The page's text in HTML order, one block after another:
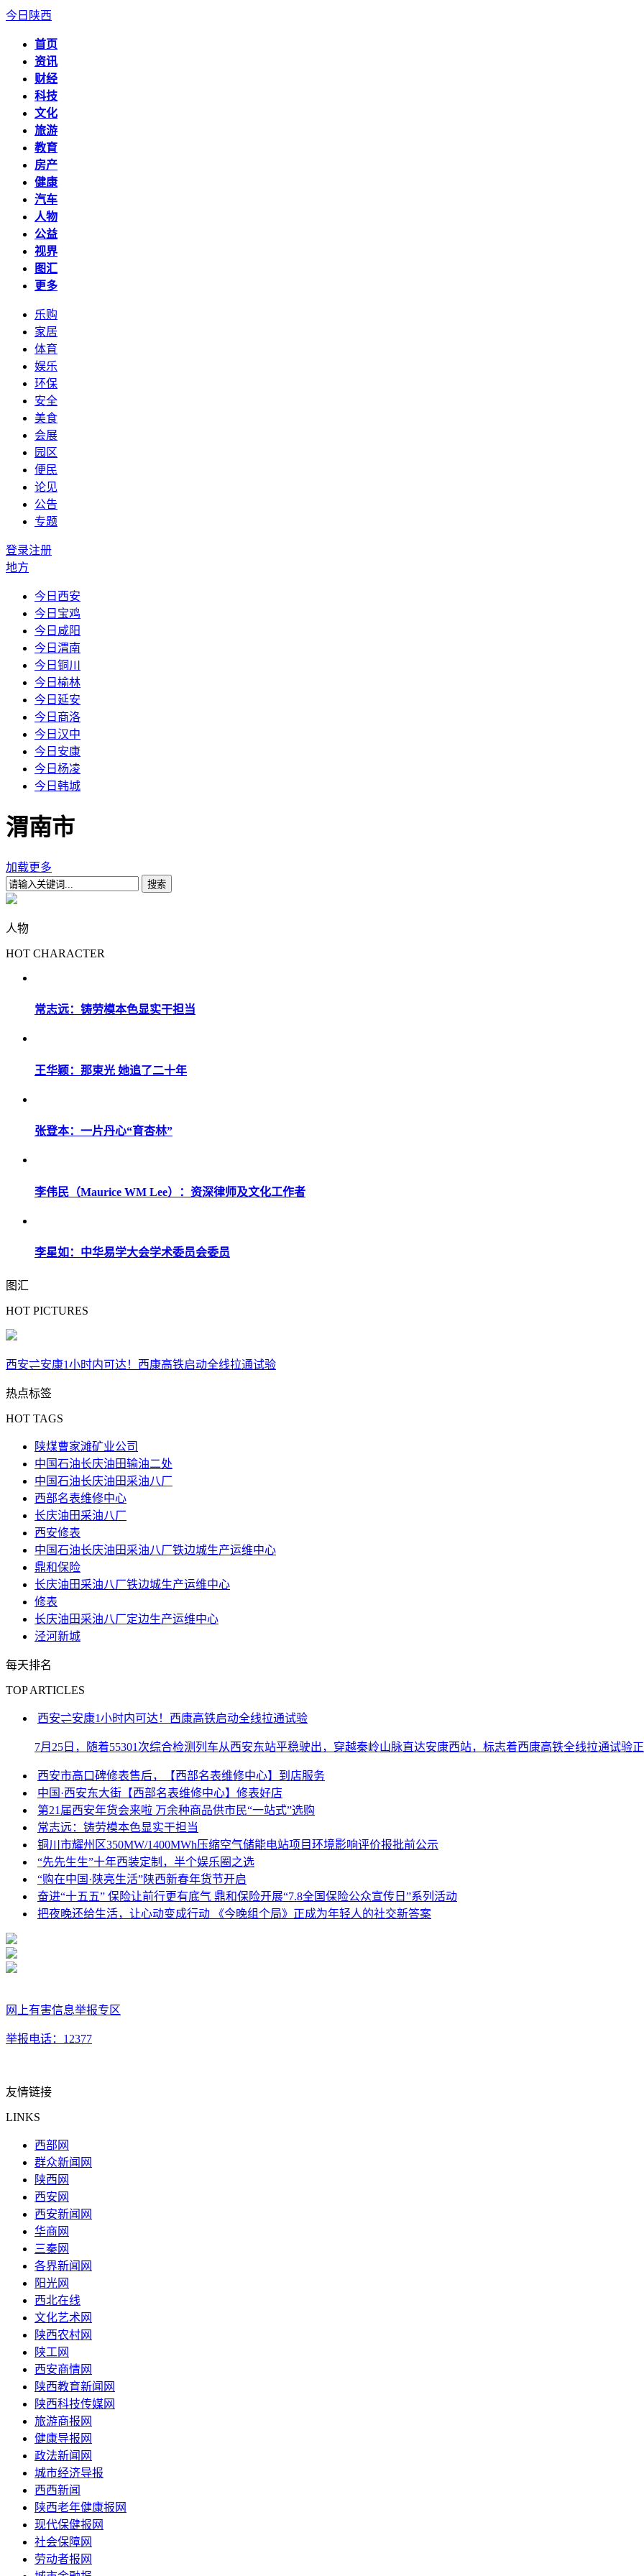
今日陕西
首页
资讯
财经
科技
文化
旅游
教育
房产
健康
汽车
人物
公益
视界
图汇
更多
乐购
家居
体育
娱乐
环保
安全
美食
会展
园区
便民
论见
公告
专题
登录注册
地方
今日西安
今日宝鸡
今日咸阳
今日渭南
今日铜川
今日榆林
今日延安
今日商洛
今日汉中
今日安康
今日杨凌
今日韩城
渭南市
加载更多
人物
HOT CHARACTER
常志远：铸劳模本色显实干担当
王华颖：那束光 她追了二十年
张登本：一片丹心“育杏林”
李伟民（Maurice WM Lee）：资深律师及文化工作者
李星如：中华易学大会学术委员会委员
图汇
HOT PICTURES
西安⇌安康1小时内可达！西康高铁启动全线拉通试验
热点标签
HOT TAGS
陕煤曹家滩矿业公司
中国石油长庆油田输油二处
中国石油长庆油田采油八厂
西部名表维修中心
长庆油田采油八厂
西安修表
中国石油长庆油田采油八厂铁边城生产运维中心
鼎和保险
长庆油田采油八厂铁边城生产运维中心
修表
长庆油田采油八厂定边生产运维中心
泾河新城
每天排名
TOP ARTICLES
西安⇌安康1小时内可达！西康高铁启动全线拉通试验
7月25日，随着55301次综合检测列车从西安东站平稳驶出，穿越秦岭山脉直达安康西站，标志着西康高铁全线拉通试验
西安市高口碑修表售后，【西部名表维修中心】到店服务
中国·西安东大街【西部名表维修中心】修表好店
第21届西安年货会来啦 万余种商品供市民“一站式”选购
常志远：铸劳模本色显实干担当
铜川市耀州区350MW/1400MWh压缩空气储能电站项目环境影响评价报批前公示
“先先生生”十年西装定制，半个娱乐圈之选
“购在中国·陕亮生活”陕西新春年货节开启
奋进“十五五” 保险让前行更有底气 鼎和保险开展“7.8全国保险公众宣传日”系列活动
把夜晚还给生活，让心动变成行动 《今晚组个局》正成为年轻人的社交新答案
网上有害信息举报专区
举报电话：12377
友情链接
LINKS
西部网
群众新闻网
陕西网
西安网
西安新闻网
华商网
三秦网
各界新闻网
阳光网
西北在线
文化艺术网
陕西农村网
陕工网
西安商情网
陕西教育新闻网
陕西科技传媒网
旅游商报网
健康导报网
政法新闻网
城市经济导报
西西新闻
陕西老年健康报网
现代保健报网
社会保障网
劳动者报网